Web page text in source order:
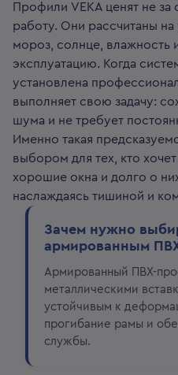
Профили VEKA ценят не
работу. Они рассчитаны
мороз, солнце, влажность
эксплуатацию. Когда
установлена
выполняет свою задачу:
шума и не требует
Именно такая
выбором для тех, кто
хорошие окна и долго о
наслаждаясь тишиной и
Зачем нужно
армированным
Армированный ПВХ-
металлическими
устойчивым к
прогибание рамы и
службы.